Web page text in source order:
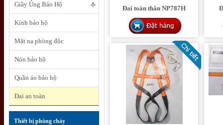
Giầy Ủng Bảo Hộ
Kính bảo hộ
Mặt nạ phòng độc
Nón bảo hộ
Quần áo bảo hộ
Đai an toàn
Thiết bị phòng cháy
Đai toàn thân NP787H